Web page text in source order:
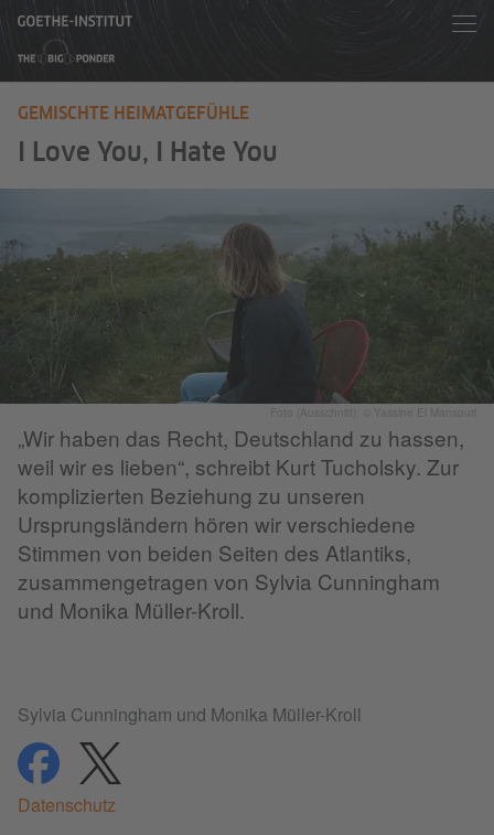
GEMISCHTE HEIMATGEFÜHLE
I Love You, I Hate You
Foto (Ausschnitt): © Yassine El Mansouri
„Wir haben das Recht, Deutschland zu hassen,
weil wir es lieben“, schreibt Kurt Tucholsky. Zur
komplizierten Beziehung zu unseren
Ursprungsländern hören wir verschiedene
Stimmen von beiden Seiten des Atlantiks,
zusammengetragen von Sylvia Cunningham
und Monika Müller-Kroll.
Sylvia Cunningham und Monika Müller-Kroll
teilen
teilen
Datenschutz